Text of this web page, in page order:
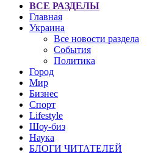
ВСЕ РАЗДЕЛЫ
Главная
Украина
Все новости раздела
События
Политика
Город
Мир
Бизнес
Спорт
Lifestyle
Шоу-биз
Наука
БЛОГИ ЧИТАТЕЛЕЙ